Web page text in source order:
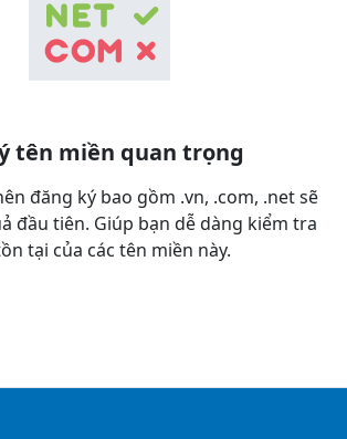
tên miền quan trọng
đăng ký bao gồm .vn, .com, .net sẽ
đầu tiên. Giúp bạn dễ dàng kiểm tra
tại của các tên miền này.